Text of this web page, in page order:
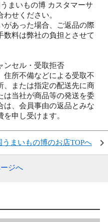
まいもの博 カスタマーサ
せください。
があった場合、ご返品の際
数料は弊社の負担とさせて
ンセル・受取拒否
住所不備などによる受取不
、または指定の配送先に商
は当社が商品等の発送を委
は、会員事由の返品とみな
申し受けます。
うまいもの博のお店TOPへ
ジへ